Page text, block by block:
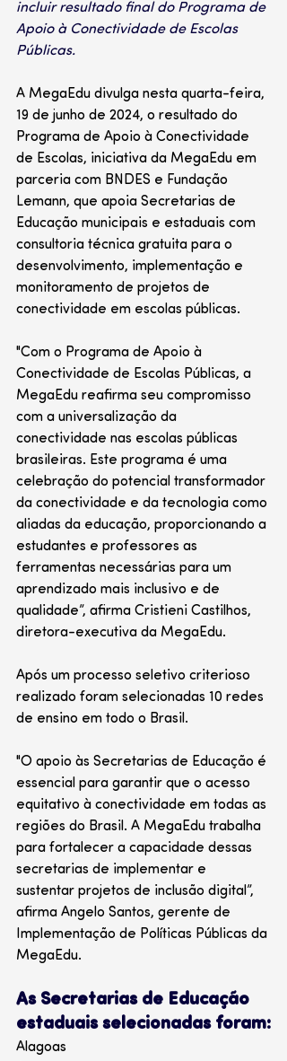
incluir resultado final do Programa de
Apoio à Conectividade de Escolas
Públicas.
A MegaEdu divulga nesta quarta-feira,
19 de junho de 2024, o resultado do
Programa de Apoio à Conectividade
de Escolas, iniciativa da MegaEdu em
parceria com BNDES e Fundação
Lemann, que apoia Secretarias de
Educação municipais e estaduais com
consultoria técnica gratuita para o
desenvolvimento, implementação e
monitoramento de projetos de
conectividade em escolas públicas.
"Com o Programa de Apoio à
Conectividade de Escolas Públicas, a
MegaEdu reafirma seu compromisso
com a universalização da
conectividade nas escolas públicas
brasileiras. Este programa é uma
celebração do potencial transformador
da conectividade e da tecnologia como
aliadas da educação, proporcionando a
estudantes e professores as
ferramentas necessárias para um
aprendizado mais inclusivo e de
qualidade”, afirma Cristieni Castilhos,
diretora-executiva da MegaEdu.
Após um processo seletivo criterioso
realizado foram selecionadas 10 redes
de ensino em todo o Brasil.
"O apoio às Secretarias de Educação é
essencial para garantir que o acesso
equitativo à conectividade em todas as
regiões do Brasil. A MegaEdu trabalha
para fortalecer a capacidade dessas
secretarias de implementar e
sustentar projetos de inclusão digital”,
afirma Angelo Santos, gerente de
Implementação de Políticas Públicas da
MegaEdu.
As Secretarias de Educação
estaduais selecionadas foram:
Alagoas